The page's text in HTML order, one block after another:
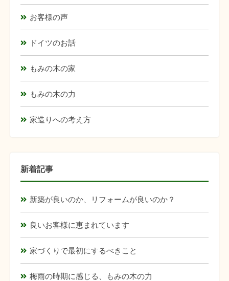
お客様の声
ドイツのお話
もみの木の家
もみの木の力
家造りへの考え方
新着記事
新築が良いのか、リフォームが良いのか？
良いお客様に恵まれています
家づくりで最初にするべきこと
梅雨の時期に感じる、もみの木の力